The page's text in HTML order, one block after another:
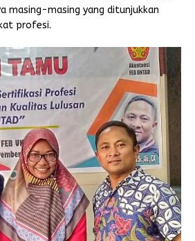
masing-masing yang ditunjukkan
profesi.